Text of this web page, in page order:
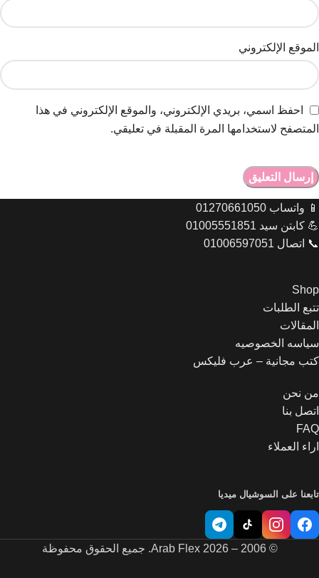
الموقع الإلكتروني
احفظ اسمي، بريدي الإلكتروني، والموقع الإلكتروني في هذا
المتصفح لاستخدامها المرة المقبلة في تعليقي.
📱 واتساب 01270661050
💪 كابتن سيد 01005551851
📞 اتصال 01006597051
Shop
تتبع الطلبات
المقالات
سياسه الخصوصيه
كتب مجانية – عرب فليكس
من نحن
اتصل بنا
FAQ
اراء العملاء
تابعنا على السوشيال ميديا
© 2006 – 2026 Arab Flex. جميع الحقوق محفوظة